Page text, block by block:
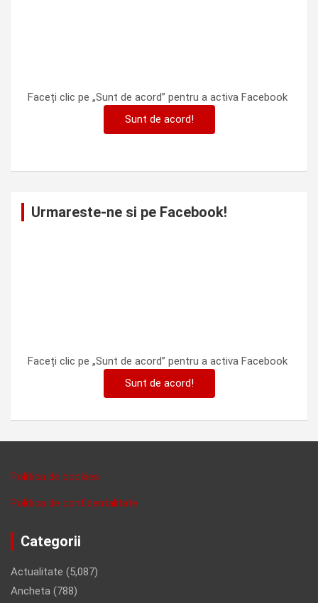
Faceți clic pe „Sunt de acord” pentru a activa Facebook
Sunt de acord!
Urmareste-ne si pe Facebook!
Faceți clic pe „Sunt de acord” pentru a activa Facebook
Sunt de acord!
Politica de cookies
Politica de confidentalitate
Categorii
Actualitate (5,087)
Ancheta (788)